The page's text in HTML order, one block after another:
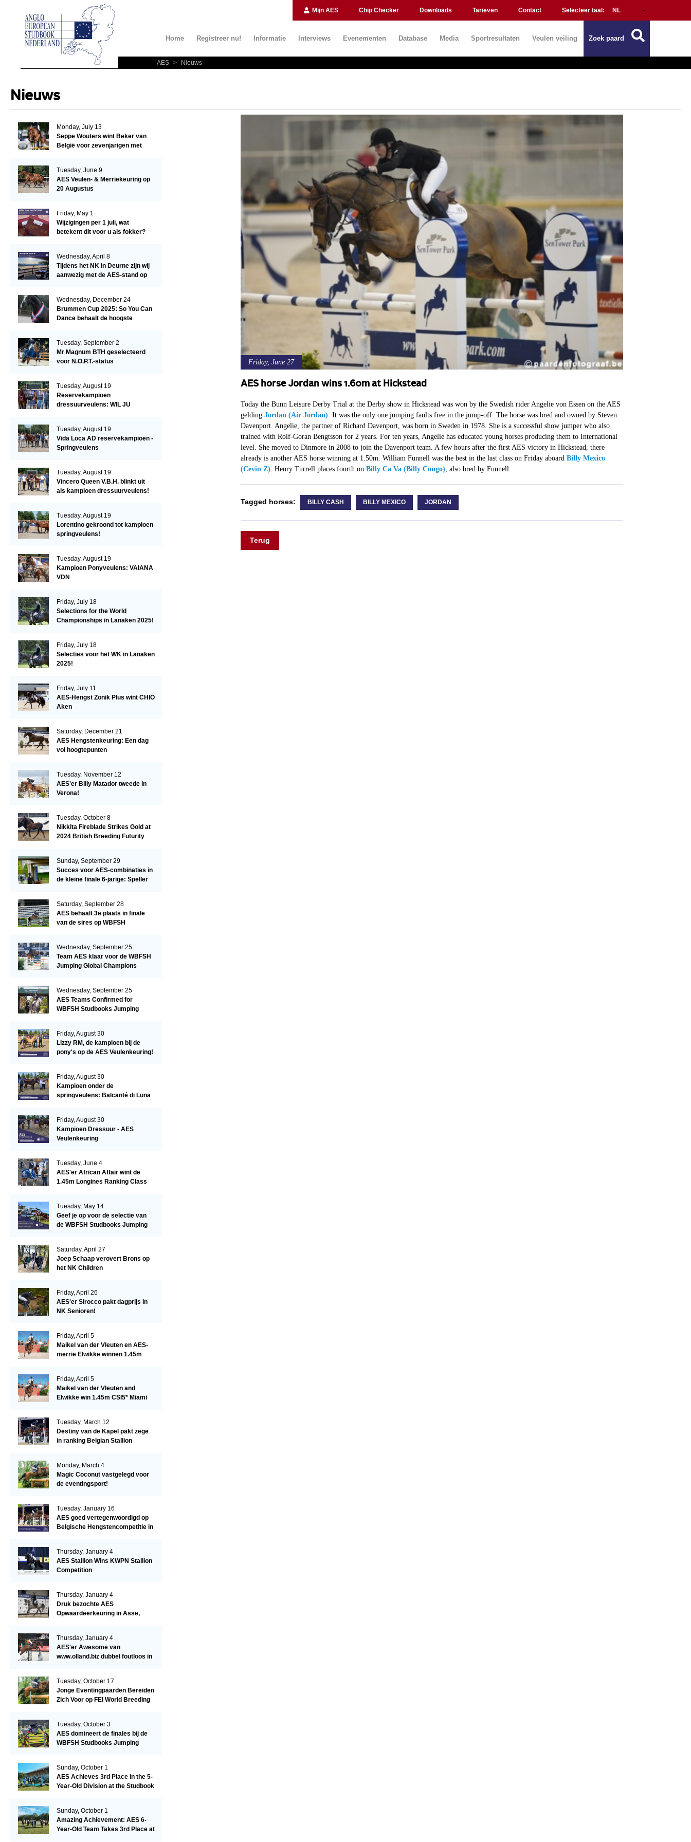
Mijn AES Chip Checker Downloads Tarieven Contact Selecteer taal:
Home Registreer nu! Informatie Interviews Evenementen Database Media Sportresultaten Veulen veiling Zoek paard
AES > Nieuws
Nieuws
Friday, June 27
AES horse Jordan wins 1.60m at Hickstead
Today the Bunn Leisure Derby Trial at the Derby show in Hickstead was won by the Swedish rider Angelie von Essen on the AES
gelding Jordan (Air Jordan) . It was the only one jumping faults free in the jump-off. The horse was bred and owned by Steven
Davenport. Angelie, the partner of Richard Davenport, was born in Sweden in 1978. She is a successful show jumper who also
trained with Rolf-Goran Bengtsson for 2 years. For ten years, Angelie has educated young horses producing them to International
level. She moved to Dinmore in 2008 to join the Davenport team. A few hours after the first AES victory in Hickstead, there
already is another AES horse winning at 1.50m. William Funnell was the best in the last class on Friday aboard Billy Mexico
(Cevin Z) . Henry Turrell places fourth on Billy Ca Va (Billy Congo) , also bred by Funnell.
Tagged horses: BILLY CASH BILLY MEXICO JORDAN
Terug
Monday, July 13
Seppe Wouters wint Beker van
België voor zevenjarigen met
Tuesday, June 9
AES Veulen- & Merriekeuring op
20 Augustus
Friday, May 1
Wijzigingen per 1 juli, wat
betekent dit voor u als fokker?
Wednesday, April 8
Tijdens het NK in Deurne zijn wij
aanwezig met de AES-stand op
Wednesday, December 24
Brummen Cup 2025: So You Can
Dance behaalt de hoogste
Tuesday, September 2
Mr Magnum BTH geselecteerd
voor N.O.P.T.-status
Tuesday, August 19
Reservekampioen
dressuurveulens: WIL JU
Tuesday, August 19
Vida Loca AD reservekampioen -
Springveulens
Tuesday, August 19
Vincero Queen V.B.H. blinkt uit
als kampioen dressuurveulens!
Tuesday, August 19
Lorentino gekroond tot kampioen
springveulens!
Tuesday, August 19
Kampioen Ponyveulens: VAIANA
VDN
Friday, July 18
Selections for the World
Championships in Lanaken 2025!
Friday, July 18
Selecties voor het WK in Lanaken
2025!
Friday, July 11
AES-Hengst Zonik Plus wint CHIO
Aken
Saturday, December 21
AES Hengstenkeuring: Een dag
vol hoogtepunten
Tuesday, November 12
AES'er Billy Matador tweede in
Verona!
Tuesday, October 8
Nikkita Fireblade Strikes Gold at
2024 British Breeding Futurity
Sunday, September 29
Succes voor AES-combinaties in
de kleine finale 6-jarige: Speller
Saturday, September 28
AES behaalt 3e plaats in finale
van de sires op WBFSH
Wednesday, September 25
Team AES klaar voor de WBFSH
Jumping Global Champions
Wednesday, September 25
AES Teams Confirmed for
WBFSH Studbooks Jumping
Friday, August 30
Lizzy RM, de kampioen bij de
pony's op de AES Veulenkeuring!
Friday, August 30
Kampioen onder de
springveulens: Balcanté di Luna
Friday, August 30
Kampioen Dressuur - AES
Veulenkeuring
Tuesday, June 4
AES'er African Affair wint de
1.45m Longines Ranking Class
Tuesday, May 14
Geef je op voor de selectie van
de WBFSH Studbooks Jumping
Saturday, April 27
Joep Schaap verovert Brons op
het NK Children
Friday, April 26
AES'er Sirocco pakt dagprijs in
NK Senioren!
Friday, April 5
Maikel van der Vleuten en AES-
merrie Elwikke winnen 1.45m
Friday, April 5
Maikel van der Vleuten and
Elwikke win 1.45m CSI5* Miami
Tuesday, March 12
Destiny van de Kapel pakt zege
in ranking Belgian Stallion
Monday, March 4
Magic Coconut vastgelegd voor
de eventingsport!
Tuesday, January 16
AES goed vertegenwoordigd op
Belgische Hengstencompetitie in
Thursday, January 4
AES Stallion Wins KWPN Stallion
Competition
Thursday, January 4
Druk bezochte AES
Opwaardeerkeuring in Asse,
Thursday, January 4
AES'er Awesome van
www.olland.biz dubbel foutloos in
Tuesday, October 17
Jonge Eventingpaarden Bereiden
Zich Voor op FEI World Breeding
Tuesday, October 3
AES domineert de finales bij de
WBFSH Studbooks Jumping
Sunday, October 1
AES Achieves 3rd Place in the 5-
Year-Old Division at the Studbook
Sunday, October 1
Amazing Achievement: AES 6-
Year-Old Team Takes 3rd Place at